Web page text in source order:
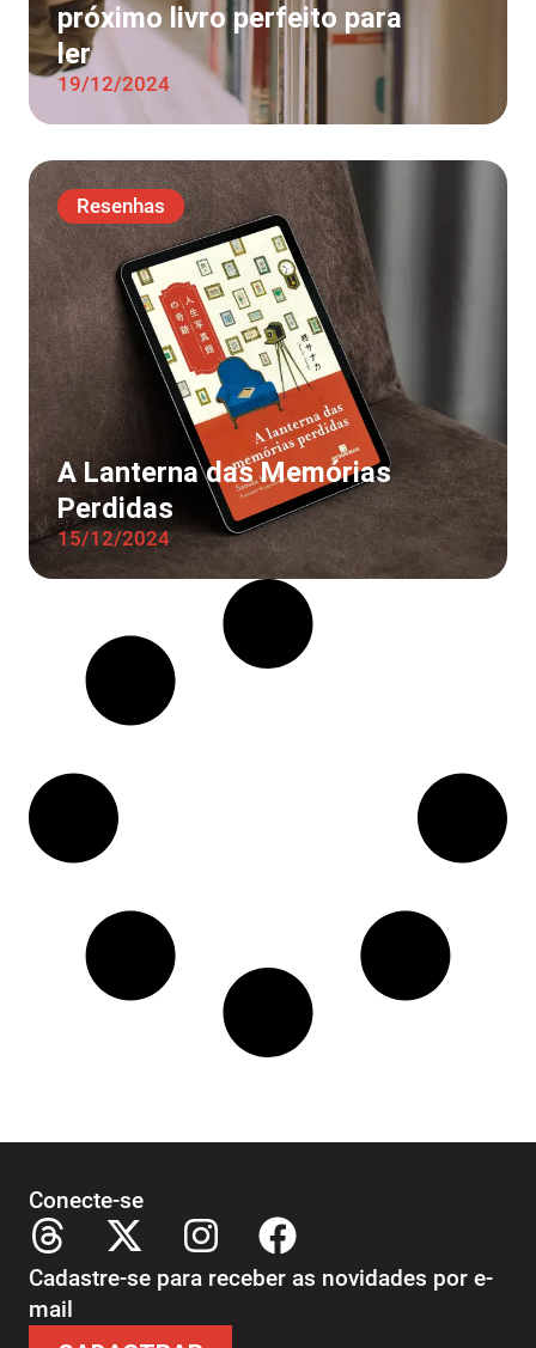
próximo livro perfeito para
ler
19/12/2024
Resenhas
A Lanterna das Memórias
Perdidas
15/12/2024
Conecte-se
Cadastre-se para receber as novidades por e-
mail